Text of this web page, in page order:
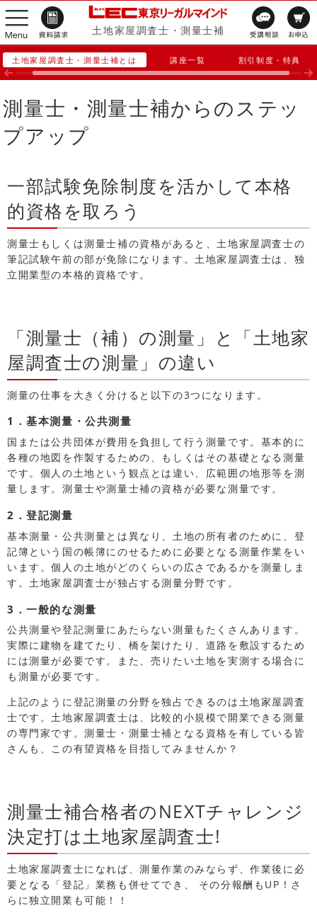
土地家屋調査士・測量士補
土地家屋調査士・測量士補とは 講座一覧 割引制度・特典
測量士・測量士補からのステッ
プアップ
一部試験免除制度を活かして本格
的資格を取ろう
測量士もしくは測量士補の資格があると、土地家屋調査士の
筆記試験午前の部が免除になります。土地家屋調査士は、独
立開業型の本格的資格です。
「測量士（補）の測量」と「土地家
屋調査士の測量」の違い
測量の仕事を大きく分けると以下の3つになります。
1．基本測量・公共測量
国または公共団体が費用を負担して行う測量です。基本的に
各種の地図を作製するための、もしくはその基礎となる測量
です。個人の土地という観点とは違い、広範囲の地形等を測
量します。測量士や測量士補の資格が必要な測量です。
2．登記測量
基本測量・公共測量とは異なり、土地の所有者のために、登
記簿という国の帳簿にのせるために必要となる測量作業をい
います。個人の土地がどのくらいの広さであるかを測量しま
す。土地家屋調査士が独占する測量分野です。
3．一般的な測量
公共測量や登記測量にあたらない測量もたくさんあります。
実際に建物を建てたり、橋を架けたり、道路を敷設するため
には測量が必要です。また、売りたい土地を実測する場合に
も測量が必要です。
上記のように登記測量の分野を独占できるのは土地家屋調査
士です。土地家屋調査士は、比較的小規模で開業できる測量
の専門家です。測量士・測量士補となる資格を有している皆
さんも、この有望資格を目指してみませんか？
測量士補合格者のNEXTチャレンジ
決定打は土地家屋調査士!
土地家屋調査士になれば、測量作業のみならず、作業後に必
要となる「登記」業務も併せてでき、 その分報酬もUP！さ
らに独立開業も可能！！